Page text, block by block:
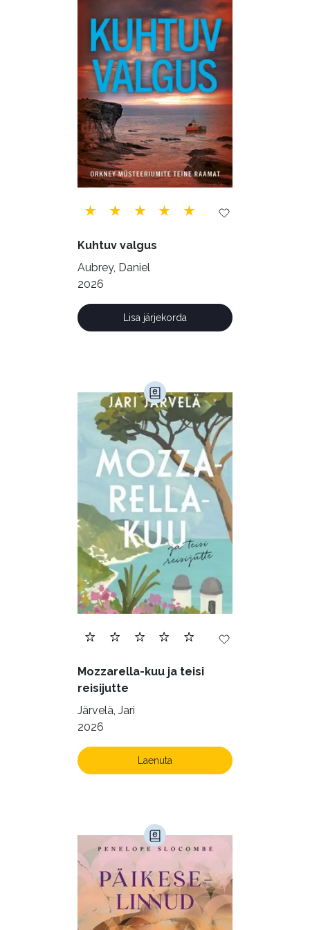
Õppekirjandus (48)
Ühiskond (168)
Kuhtuv valgus
Aubrey, Daniel
2026
Lisa järjekorda
Mozzarella-kuu ja teisi
reisijutte
Järvelä, Jari
2026
Laenuta